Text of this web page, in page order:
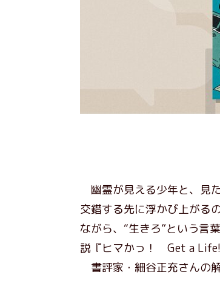
幽霊が見える少年と、見
交錯する先に浮かび上がる
ながら、“生きろ”という言
説『ヒマかっ！ Get a Life!
書評家・細谷正充さんの